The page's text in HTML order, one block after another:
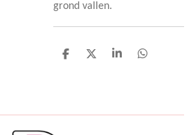
grond vallen.
D
D
S
D